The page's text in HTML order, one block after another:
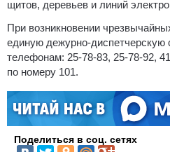
щитов, деревьев и линий
При возникновении
единую дежурно-диспетчерскую
телефонам: 25-78-83, 25-78-92,
по номеру 101.
Поделиться в соц. сетях